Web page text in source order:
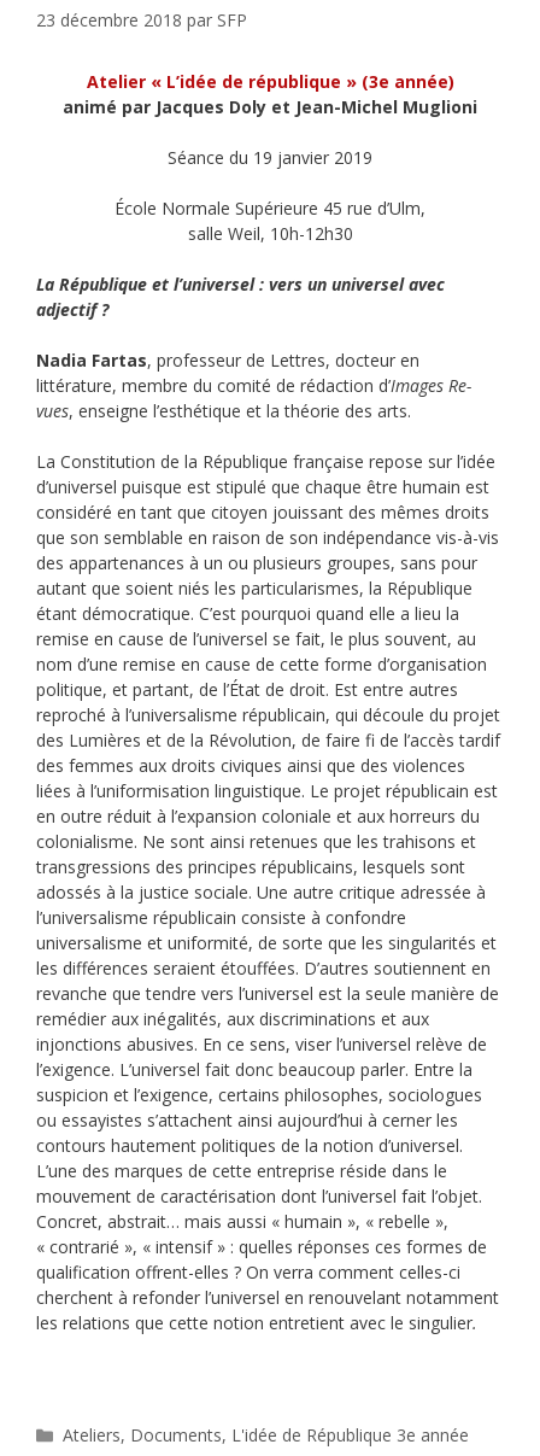
23 décembre 2018 par SFP
Atelier « L’idée de république » (3e année)
animé par Jacques Doly et Jean-Michel Muglioni
Séance du 19 janvier 2019
École Normale Supérieure 45 rue d’Ulm,
salle Weil, 10h-12h30
La République et l’universel : vers un universel avec
adjectif ?
Nadia Fartas, professeur de Lettres, docteur en
littérature, membre du comité de rédaction d’Images Re-
vues, enseigne l’esthétique et la théorie des arts.
La Constitution de la République française repose sur l’idée
d’universel puisque est stipulé que chaque être humain est
considéré en tant que citoyen jouissant des mêmes droits
que son semblable en raison de son indépendance vis-à-vis
des appartenances à un ou plusieurs groupes, sans pour
autant que soient niés les particularismes, la République
étant démocratique. C’est pourquoi quand elle a lieu la
remise en cause de l’universel se fait, le plus souvent, au
nom d’une remise en cause de cette forme d’organisation
politique, et partant, de l’État de droit. Est entre autres
reproché à l’universalisme républicain, qui découle du projet
des Lumières et de la Révolution, de faire fi de l’accès tardif
des femmes aux droits civiques ainsi que des violences
liées à l’uniformisation linguistique. Le projet républicain est
en outre réduit à l’expansion coloniale et aux horreurs du
colonialisme. Ne sont ainsi retenues que les trahisons et
transgressions des principes républicains, lesquels sont
adossés à la justice sociale. Une autre critique adressée à
l’universalisme républicain consiste à confondre
universalisme et uniformité, de sorte que les singularités et
les différences seraient étouffées. D’autres soutiennent en
revanche que tendre vers l’universel est la seule manière de
remédier aux inégalités, aux discriminations et aux
injonctions abusives. En ce sens, viser l’universel relève de
l’exigence. L’universel fait donc beaucoup parler. Entre la
suspicion et l’exigence, certains philosophes, sociologues
ou essayistes s’attachent ainsi aujourd’hui à cerner les
contours hautement politiques de la notion d’universel.
L’une des marques de cette entreprise réside dans le
mouvement de caractérisation dont l’universel fait l’objet.
Concret, abstrait… mais aussi « humain », « rebelle »,
« contrarié », « intensif » : quelles réponses ces formes de
qualification offrent-elles ? On verra comment celles-ci
cherchent à refonder l’universel en renouvelant notamment
les relations que cette notion entretient avec le singulier.
Catégories
Ateliers, Documents, L'idée de République 3e année